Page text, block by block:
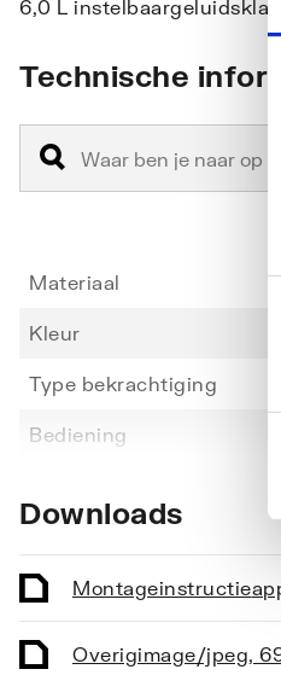
6,0 L
Technische
Materiaal
Kleur
Type bekrachtiging
Bediening
Geschikt voor wandcloset
Geschikt voor urinoir
Downloads
Montageinstructie
Overigimage/jpeg,